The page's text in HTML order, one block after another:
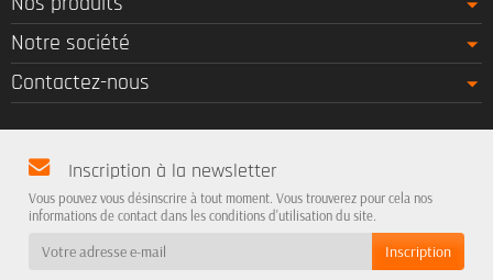
Notre société
Contactez-nous
Inscription à la newsletter
Vous pouvez vous désinscrire à tout moment. Vous trouverez pour cela nos
informations de contact dans les conditions d'utilisation du site.